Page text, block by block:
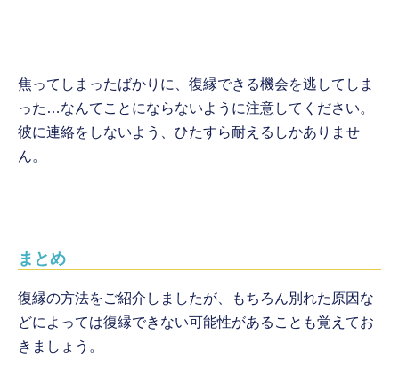
焦ってしまったばかりに、復縁できる機会を逃してしま
った…なんてことにならないように注意してください。
彼に連絡をしないよう、ひたすら耐えるしかありませ
ん。
まとめ
復縁の方法をご紹介しましたが、もちろん別れた原因な
どによっては復縁できない可能性があることも覚えてお
きましょう。